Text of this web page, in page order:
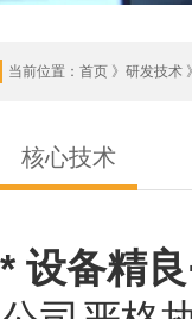
当前位置： 首页 》研发技术
核心技术
* 设备精